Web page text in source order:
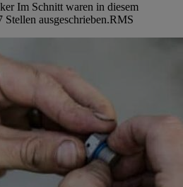
Im Schnitt waren in diesem
ausgeschrieben.RMS